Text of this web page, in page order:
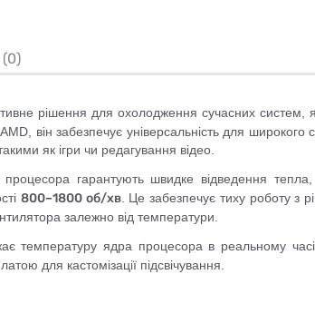
рішення для охолодження сучасних систем,
він забезпечує універсальність для
як ігри чи редагування відео.
процесора гарантують швидке відведення
800–1800 об/хв. Це забезпечує тиху роботу з
залежно від температури.
температуру ядра процесора в реальному
для кастомізації підсвічування.